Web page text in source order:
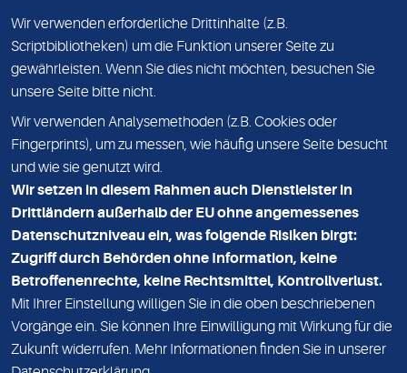
Namen des Fremdlabors mit. Mit der Beauftragung der
Fremdlaborleistung erklären Sie sich mit dieser
Vereinbarung einverstanden.
DATENSCHUTZ
KONTAKT
NEWSLETTER
ADRESSE
MVZ Medizinisches Labor Nord MLN GmbH
Essener Straße 108
22419 Hamburg
Wir verwenden erforderliche Drittinhalte (z.B.
Scriptbibliotheken) um die Funktion unserer Seite zu
gewährleisten. Wenn Sie dies nicht möchten, besuchen Sie
unsere Seite bitte nicht.
Wir verwenden Analysemethoden (z.B. Cookies oder
Fingerprints), um zu messen, wie häufig unsere Seite besucht
und wie sie genutzt wird.
Wir setzen in diesem Rahmen auch Dienstleister in
Drittländern außerhalb der EU ohne angemessenes
Datenschutzniveau ein, was folgende Risiken birgt:
Zugriff durch Behörden ohne Information, keine
Betroffenenrechte, keine Rechtsmittel, Kontrollverlust.
Mit Ihrer Einstellung willigen Sie in die oben beschriebenen
Vorgänge ein. Sie können Ihre Einwilligung mit Wirkung für die
Zukunft widerrufen. Mehr Informationen finden Sie in unserer